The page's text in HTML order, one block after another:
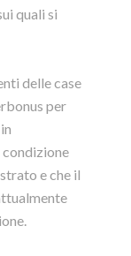
quali si
delle case
per
condizione
e che il